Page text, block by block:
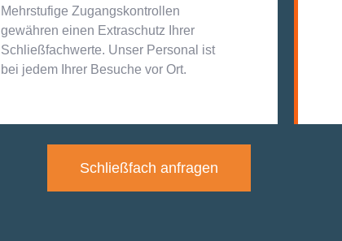
Mehrstufige Zugangskontrollen
gewähren einen Extraschutz Ihrer
Schließfachwerte. Unser Personal ist
bei jedem Ihrer Besuche vor Ort.
Schließfach anfragen